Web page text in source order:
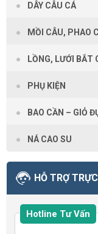
DÂY CÂU CÁ
MỒI CÂU, PHAO
LỒNG, LƯỚI BẮT
PHỤ KIỆN
BAO CẦN – GIỎ
NÁ CAO SU
HỖ TRỢ
Hotline Tư Vấn